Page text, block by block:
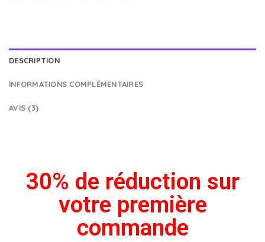
DESCRIPTION
INFORMATIONS COMPLÉMENTAIRES
AVIS (3)
30% de réduction sur
votre première
commande